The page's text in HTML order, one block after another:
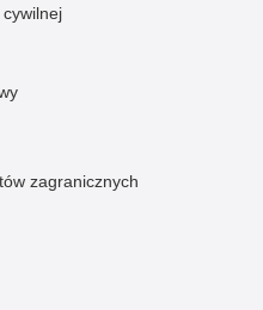
cywilnej
zagranicznych